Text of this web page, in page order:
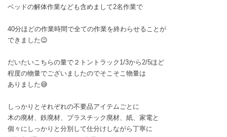
ベッドの解体作業なども含めまして2名作業で
40分ほどの作業時間で全ての作業を終わらせることが
できました😉
だいたいこちらの量で２トントラック1/3から2/5ほど
程度の物量でございましたのでそこそこ物量は
ありました😅
しっかりとそれぞれの不要品アイテムごとに
木の廃材、鉄廃材、プラスチック廃材、紙、家電と
個々にしっかりと分別して仕分けしながら丁寧に